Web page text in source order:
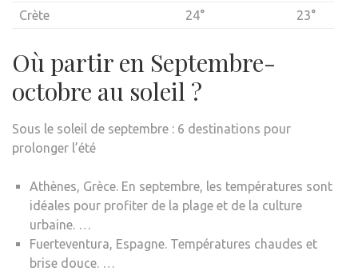
Crète
24° 23°
Où partir en Septembre-
octobre au soleil ?
Sous le soleil de septembre : 6 destinations pour
prolonger l’été
Athènes, Grèce. En septembre, les températures sont
idéales pour profiter de la plage et de la culture
urbaine. …
Fuerteventura, Espagne. Températures chaudes et
brise douce. …